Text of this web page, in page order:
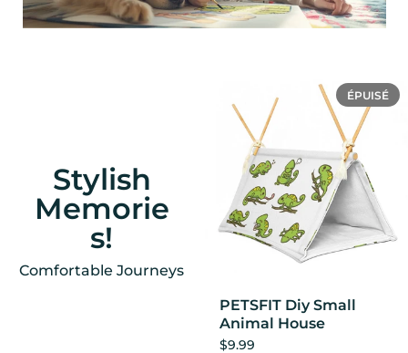
Stylish
Memorie
s!
Comfortable Journeys
PETSFIT Diy Small
Animal House
$9.99
ÉPUISÉ